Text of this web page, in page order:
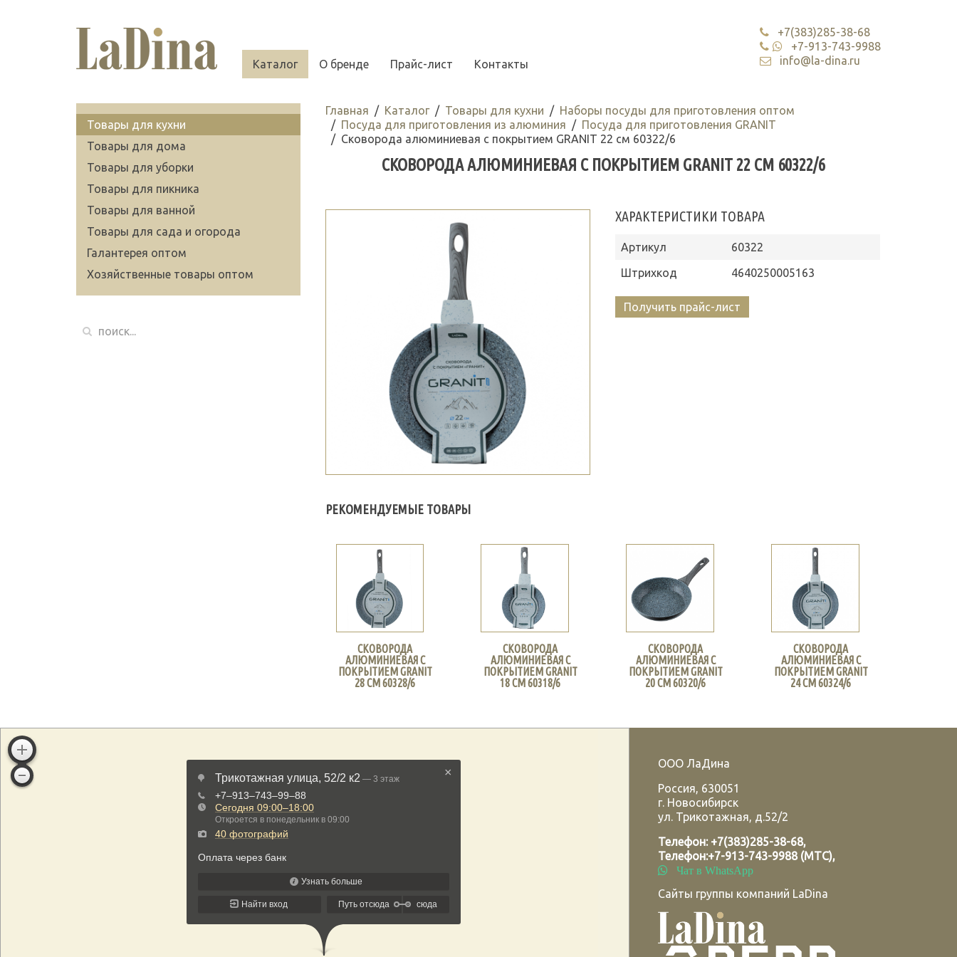
Каталог О бренде Прайс-лист Контакты
+7(383)285-38-68
+7-913-743-9988
info@la-dina.ru
Главная Каталог Товары для кухни
Наборы посуды для приготовления оптом
Посуда для приготовления из алюминия
Посуда для приготовления GRANIT
Сковорода алюминиевая с покрытием GRANIT 22 см 60322/6
СКОВОРОДА АЛЮМИНИЕВАЯ С ПОКРЫТИЕМ GRANIT 22 СМ 60322/6
ХАРАКТЕРИСТИКИ ТОВАРА
Артикул
60322
Штрихкод
4640250005163
Получить прайс-лист
РЕКОМЕНДУЕМЫЕ ТОВАРЫ
СКОВОРОДА
АЛЮМИНИЕВАЯ С
ПОКРЫТИЕМ GRANIT
28 СМ 60328/6
СКОВОРОДА
АЛЮМИНИЕВАЯ С
ПОКРЫТИЕМ GRANIT
18 СМ 60318/6
СКОВОРОДА
АЛЮМИНИЕВАЯ С
ПОКРЫТИЕМ GRANIT
20 СМ 60320/6
СКОВОРОДА
АЛЮМИНИЕВАЯ С
ПОКРЫТИЕМ GRANIT
24 СМ 60324/6
Товары для кухни
Товары для дома
Товары для уборки
Товары для пикника
Товары для ванной
Товары для сада и огорода
Галантерея оптом
Хозяйственные товары оптом
ООО ЛаДина
Россия, 630051
г. Новосибирск
ул. Трикотажная, д.52/2
Телефон: +7(383)285-38-68,
Телефон:+7-913-743-9988 (МТС),
Чат в WhatsApp
Сайты группы компаний LaDina